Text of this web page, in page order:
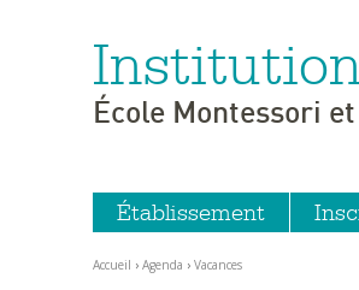
Aller
Aller
à
Outils
personnels
École Montessori
Établissement
Accueil › Agenda › Vacances